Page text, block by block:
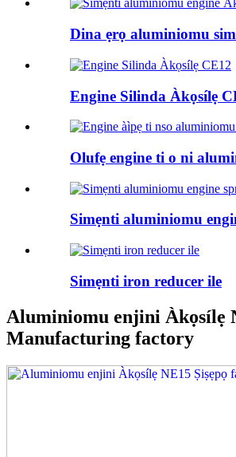
Dina ẹrọ aluminiomu
Engine Silinda Àkọsílẹ
Olufẹ engine ti o ni
Simẹnti aluminiomu
Simẹnti iron reducer ile
Aluminiomu enjini Àkọsílẹ
Manufacturing factory